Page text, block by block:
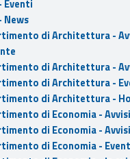
Eventi
News
di Architettura -
di Architettura -
di Architettura -
di Architettura -
di Economia -
di Economia -
di Economia -